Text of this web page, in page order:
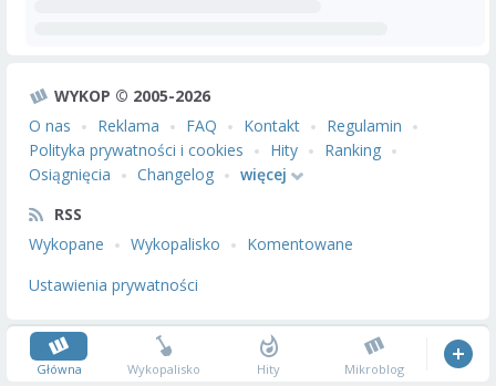
WYKOP © 2005-2026
O nas
Reklama FAQ Kontakt
Regulamin
Polityka prywatności i cookies
Hity
Ranking
Osiągnięcia
Changelog
więcej
RSS
Wykopane
Wykopalisko
Komentowane
Ustawienia prywatności
Główna Wykopalisko Hity Mikroblog